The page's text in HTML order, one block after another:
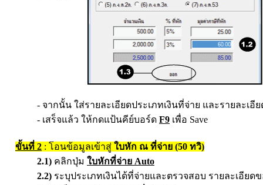
- จากนั้น ใส่รายละเอียดประเภทเงินที่จ่าย และรายละเอี
- เสร็จแล้ว ให้กดแป้นคีย์บอร์ด F9 เพื่อ Save
ขั้นที่ 2 : โอนข้อมูลเข้าสู่ ใบหัก ณ ที่จ่าย (50 ทวิ)
2.1) คลิกปุ่ม ใบหักที่จ่าย Auto
2.2) ระบุประเภทเงินได้ที่จ่ายและตรวจสอบ รายละเอีย